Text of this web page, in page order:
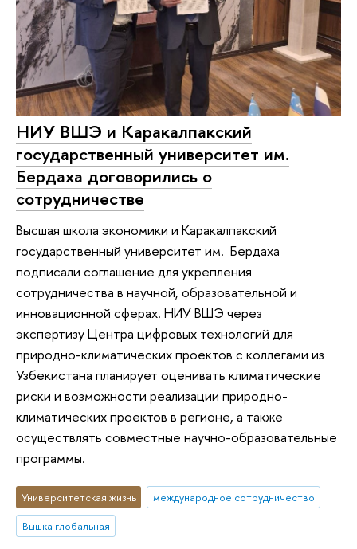
НИУ ВШЭ и Каракалпакский
государственный университет им.
Бердаха договорились о
сотрудничестве
Высшая школа экономики и Каракалпакский
государственный университет им. Бердаха
подписали соглашение для укрепления
сотрудничества в научной, образовательной и
инновационной сферах. НИУ ВШЭ через
экспертизу Центра цифровых технологий для
природно-климатических проектов с коллегами из
Узбекистана планирует оценивать климатические
риски и возможности реализации природно-
климатических проектов в регионе, а также
осуществлять совместные научно-образовательные
программы.
Университетская жизнь
международное сотрудничество
Вышка глобальная